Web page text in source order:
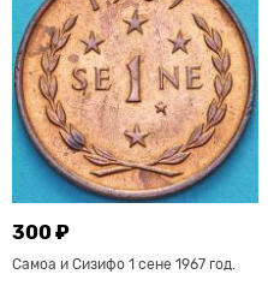
300 ₽
Самоа и Сизифо 1 сене 1967 год.